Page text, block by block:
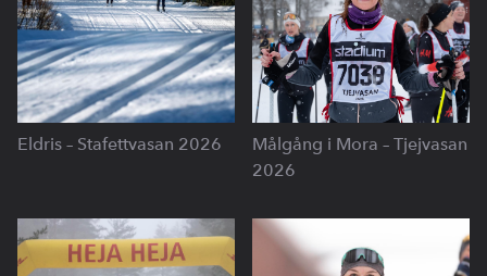
Eldris – Stafettvasan 2026
Målgång i Mora – Tjejvasan
2026